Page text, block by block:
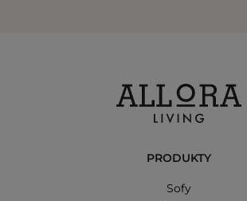
PRODUKTY
Sofy